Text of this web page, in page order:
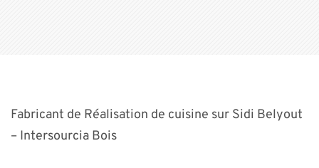
Fabricant de Réalisation de cuisine sur Sidi Belyout
– Intersourcia Bois